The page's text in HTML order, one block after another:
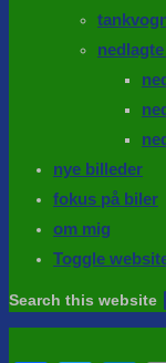
nye billeder
fokus på biler
om mig
Toggle
Search this website